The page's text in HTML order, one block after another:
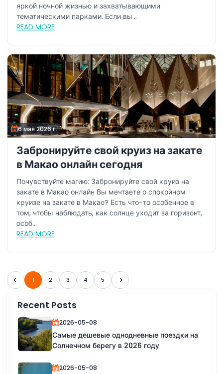
яркой ночной жизнью и захватывающими
тематическими парками. Если вы...
READ MORE
6 мая 2026 г.
Забронируйте свой круиз на закате
в Макао онлайн сегодня
Почувствуйте магию: Забронируйте свой круиз на
закате в Макао онлайн Вы мечтаете о спокойном
круизе на закате в Макао? Есть что-то особенное в
том, чтобы наблюдать, как солнце уходит за горизонт,
особ...
READ MORE
1 2 3 4 5
Recent Posts
2026-05-08
Самые дешевые однодневные поездки на
Солнечном берегу в 2026 году
2026-05-08